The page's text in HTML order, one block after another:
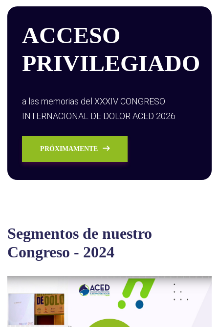
ACCESO
PRIVILEGIADO
a las memorias del XXXIV CONGRESO
INTERNACIONAL DE DOLOR ACED 2026
PRÓXIMAMENTE
Segmentos de nuestro
Congreso - 2024